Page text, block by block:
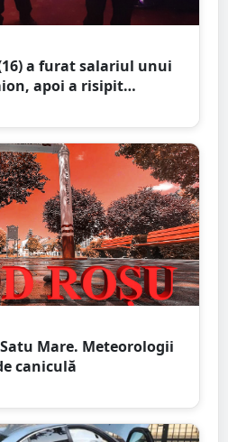
a furat salariul unui
apoi a risipit
păcănele
Mare. Meteorologii
caniculă